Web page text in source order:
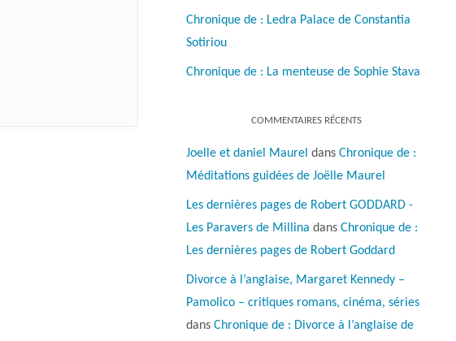
Chronique de : Ledra Palace de Constantia
Sotiriou
Chronique de : La menteuse de Sophie Stava
COMMENTAIRES RÉCENTS
Joelle et daniel Maurel dans Chronique de :
Méditations guidées de Joëlle Maurel
Les dernières pages de Robert GODDARD -
Les Paravers de Millina dans Chronique de :
Les dernières pages de Robert Goddard
Divorce à l’anglaise, Margaret Kennedy –
Pamolico – critiques romans, cinéma, séries
dans Chronique de : Divorce à l’anglaise de